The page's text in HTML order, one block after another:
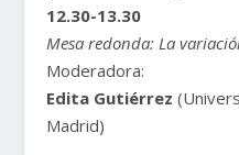
12.30-13.30
Mesa redonda: La
Moderadora:
Edita Gutiérrez
Madrid)